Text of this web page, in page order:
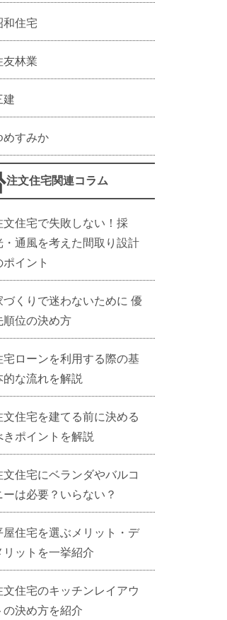
和住宅
友林業
建
めすみか
注文住宅関連コラム
文住宅で失敗しない！採
・通風を考えた間取り設計
ポイント
づくりで迷わないために 優
順位の決め方
宅ローンを利用する際の基
的な流れを解説
文住宅を建てる前に決める
きポイントを解説
文住宅にベランダやバルコ
ーは必要？いらない？
屋住宅を選ぶメリット・デ
リットを一挙紹介
文住宅のキッチンレイアウ
の決め方を紹介